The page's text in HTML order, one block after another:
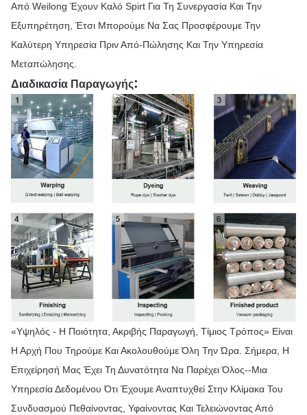
Από Weilong Έχουν Καλό Spirt Για Τη Συνεργασία Και Την
Εξυπηρέτηση, Έτσι Μπορούμε Να Σας Προσφέρουμε Την
Καλύτερη Υπηρεσία Πριν Από-Πώλησης Και Την Υπηρεσία
Μεταπώλησης.
Διαδικασία Παραγωγής:
«Υψηλός - Η Ποιότητα, Ακριβής Παραγωγή, Τίμιος Τρόπος» Είναι
Η Αρχή Που Τηρούμε Και Ακολουθούμε Όλη Την Ώρα. Σήμερα, Η
Επιχείρησή Μας Έχει Τη Δυνατότητα Να Παρέχει Όλος--μια
Υπηρεσία Δεδομένου Ότι Έχουμε Αναπτυχθεί Στην Κλίμακα Του
Συνδυασμού Πεθαίνοντας, Υφαίνοντας Και Τελειώνοντας Από